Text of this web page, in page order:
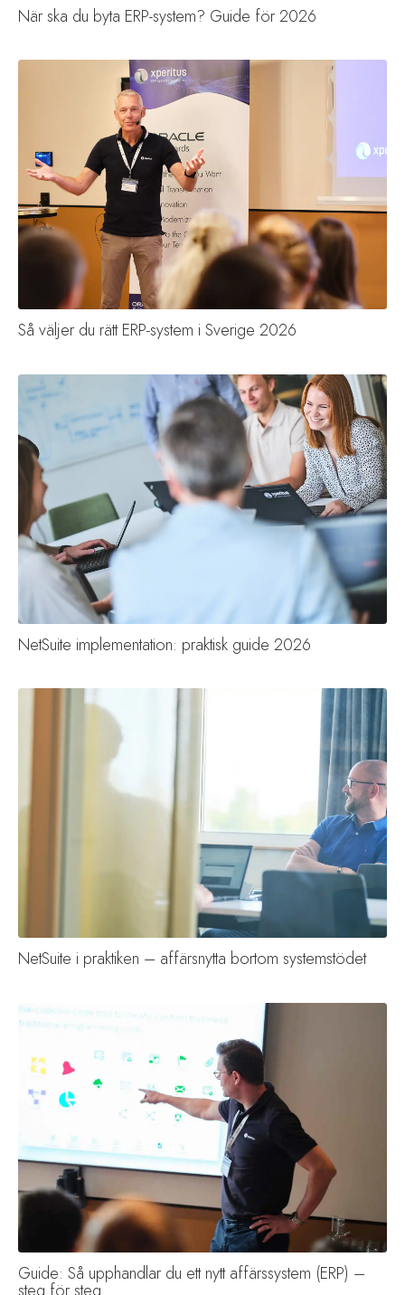
När ska du byta ERP-system? Guide för 2026
Så väljer du rätt ERP-system i Sverige 2026
NetSuite implementation: praktisk guide 2026
NetSuite i praktiken – affärsnytta bortom systemstödet
Guide: Så upphandlar du ett nytt affärssystem (ERP) –